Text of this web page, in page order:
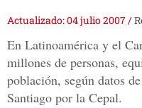
Actualizado: 04 julio 2007/
En Latinoamérica y el
millones de personas,
población, según datos
Santiago por la Cepal.